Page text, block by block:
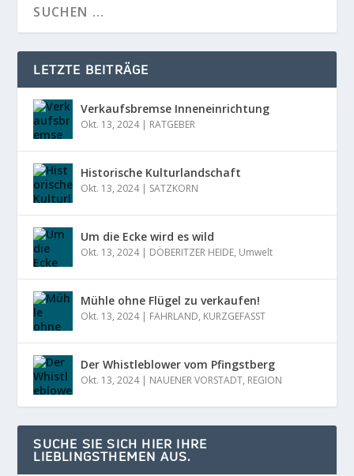
LETZTE BEITRÄGE
Verkaufsbremse Inneneinrichtung
Okt. 13, 2024| RATGEBER
Historische Kulturlandschaft
Okt. 13, 2024| SATZKORN
Um die Ecke wird es wild
Okt. 13, 2024| DÖBERITZER HEIDE, Umwelt
Mühle ohne Flügel zu verkaufen!
Okt. 13, 2024| FAHRLAND, KURZGEFASST
Der Whistleblower vom Pfingstberg
Okt. 13, 2024| NAUENER VORSTADT, REGION
SUCHE SIE SICH HIER IHRE
LIEBLINGSTHEMEN AUS.